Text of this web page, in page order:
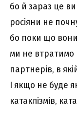
бо й зараз це
росіяни не
бо поки що
ми не втратимо
партнерів, в
І якщо не буде
катаклізмів,